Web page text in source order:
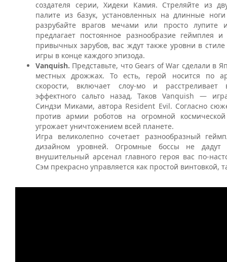
создателя серии, Хидеки Камия. Стреляйте из
палите из базук, установленных на длинные
разрубайте врагов мечами или просто лупите
предлагает постоянное разнообразие геймплея
привычных зарубов, вас ждут также уровни в
игры в конце каждого эпизода.
Vanquish. Представьте, что Gears of War сделали в
местных дрожжах. То есть, герой носится по
скорости, включает слоу-мо и
эффектного сальто назад. Таков Vanquish —
Синдзи Миками, автора Resident Evil. Согласно
против армии роботов на огромной
угрожает уничтожением всей планете.
Игра великолепно сочетает разнообразный
дизайном уровней. Огромные боссы не дадут
внушительный арсенал главного героя вас по-
Сэм прекрасно управляется как простой винтовкой,